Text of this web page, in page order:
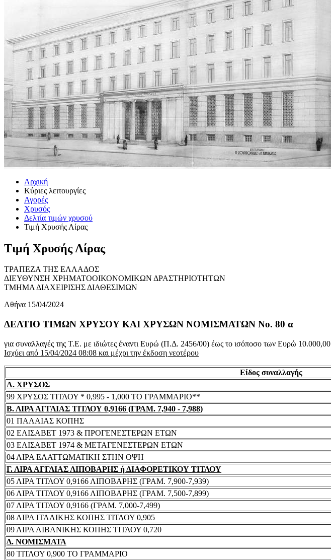
Αρχική
Κύριες λειτουργίες
Αγορές
Χρυσός
Δελτία τιμών χρυσού
Τιμή Χρυσής Λίρας
Τιμή Χρυσής Λίρας
ΤΡΑΠΕΖΑ ΤΗΣ ΕΛΛΑΔΟΣ
ΔΙΕΥΘΥΝΣΗ ΧΡΗΜΑΤΟΟΙΚΟΝΟΜΙΚΩΝ ΔΡΑΣΤΗΡΙΟΤΗΤΩΝ
ΤΜΗΜΑ ΔΙΑΧΕΙΡΙΣΗΣ ΔΙΑΘΕΣΙΜΩΝ
Αθήνα 15/04/2024
ΔΕΛΤΙΟ ΤΙΜΩΝ ΧΡΥΣΟΥ ΚΑΙ ΧΡΥΣΩΝ ΝΟΜΙΣΜΑΤΩΝ No. 80 α
για συναλλαγές της Τ.Ε. με ιδιώτες έναντι Ευρώ (Π.Δ. 2456/00) έως το ισόποσο των Ευρώ 10.000,00
Ισχύει από 15/04/2024 08:08 και μέχρι την έκδοση νεοτέρου
Είδος συναλλαγής
Α. ΧΡΥΣΟΣ
99 ΧΡΥΣΟΣ ΤΙΤΛΟΥ * 0,995 - 1,000 ΤΟ ΓΡΑΜΜΑΡΙΟ**
Β. ΛΙΡΑ ΑΓΓΛΙΑΣ ΤΙΤΛΟΥ 0,9166 (ΓΡΑΜ. 7,940 - 7,988)
01 ΠΑΛΑΙΑΣ ΚΟΠΗΣ
02 ΕΛΙΣΑΒΕΤ 1973 & ΠΡΟΓΕΝΕΣΤΕΡΩΝ ΕΤΩΝ
03 ΕΛΙΣΑΒΕΤ 1974 & ΜΕΤΑΓΕΝΕΣΤΕΡΩΝ ΕΤΩΝ
04 ΛΙΡΑ ΕΛΑΤΤΩΜΑΤΙΚΗ ΣΤΗΝ ΟΨΗ
Γ. ΛΙΡΑ ΑΓΓΛΙΑΣ ΛΙΠΟΒΑΡΗΣ ή ΔΙΑΦΟΡΕΤΙΚΟΥ ΤΙΤΛΟΥ
05 ΛΙΡΑ ΤΙΤΛΟΥ 0,9166 ΛΙΠΟΒΑΡΗΣ (ΓΡΑΜ. 7,900-7,939)
06 ΛΙΡΑ ΤΙΤΛΟΥ 0,9166 ΛΙΠΟΒΑΡΗΣ (ΓΡΑΜ. 7,500-7,899)
07 ΛΙΡΑ ΤΙΤΛΟΥ 0,9166 (ΓΡΑΜ. 7,000-7,499)
08 ΛΙΡΑ ΙΤΑΛΙΚΗΣ ΚΟΠΗΣ ΤΙΤΛΟΥ 0,905
09 ΛΙΡΑ ΛΙΒΑΝΙΚΗΣ ΚΟΠΗΣ ΤΙΤΛΟΥ 0,720
Δ. ΝΟΜΙΣΜΑΤΑ
80 ΤΙΤΛΟΥ 0,900 ΤΟ ΓΡΑΜΜΑΡΙΟ